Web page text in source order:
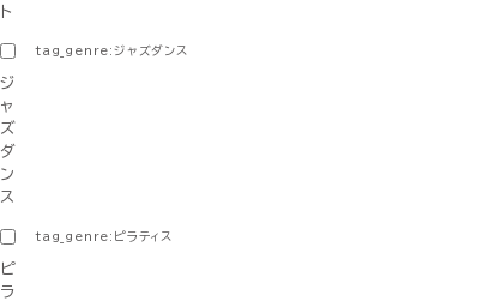
ト
tag_genre:ジャズダンス
ジ
ャ
ズ
ダ
ン
ス
tag_genre:ピラティス
ピ
ラ